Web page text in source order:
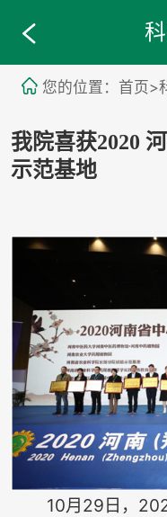
您的位置：首页>
我院喜获2020
示范基地
10月29日，